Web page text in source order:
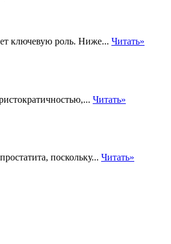
ключевую роль. Ниже... Читать»
Читать»
поскольку... Читать»